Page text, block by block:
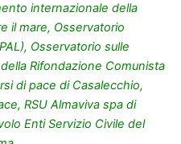
internazionale della
il mare, Osservatorio
Osservatorio sulle
Rifondazione Comunista
di pace di Casalecchio,
RSU Almaviva spa di
Enti Servizio Civile del